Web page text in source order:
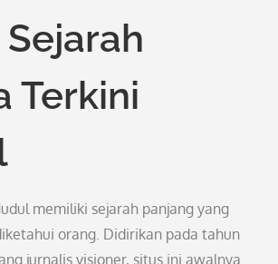
Terkini
memiliki sejarah panjang yang
orang. Didirikan pada tahun
jurnalis visioner, situs ini awalnya